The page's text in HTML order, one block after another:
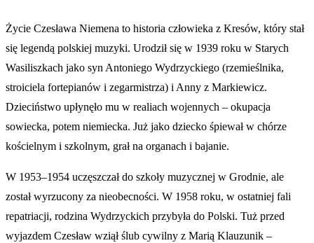
Życie Czesława Niemena to historia człowieka z Kresów, który stał
się legendą polskiej muzyki. Urodził się w 1939 roku w Starych
Wasiliszkach jako syn Antoniego Wydrzyckiego (rzemieślnika,
stroiciela fortepianów i zegarmistrza) i Anny z Markiewicz.
Dzieciństwo upłynęło mu w realiach wojennych – okupacja
sowiecka, potem niemiecka. Już jako dziecko śpiewał w chórze
kościelnym i szkolnym, grał na organach i bajanie.
W 1953–1954 uczęszczał do szkoły muzycznej w Grodnie, ale
został wyrzucony za nieobecności. W 1958 roku, w ostatniej fali
repatriacji, rodzina Wydrzyckich przybyła do Polski. Tuż przed
wyjazdem Czesław wziął ślub cywilny z Marią Klauzunik –